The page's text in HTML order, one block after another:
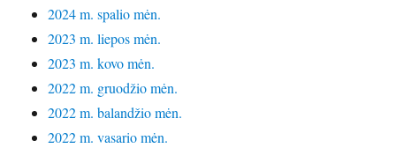
2024 m. spalio mėn.
2023 m. liepos mėn.
2023 m. kovo mėn.
2022 m. gruodžio mėn.
2022 m. balandžio mėn.
2022 m. vasario mėn.